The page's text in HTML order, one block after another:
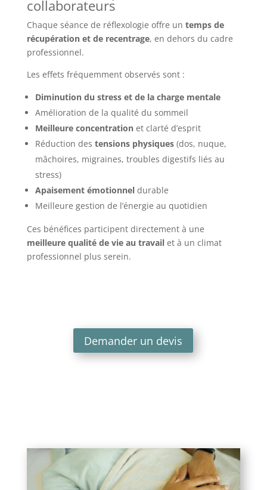
collaborateurs
Chaque séance de réflexologie offre un temps de
récupération et de recentrage, en dehors du cadre
professionnel.
Les effets fréquemment observés sont :
Diminution du stress et de la charge mentale
Amélioration de la qualité du sommeil
Meilleure concentrationet clarté d’esprit
Réduction des tensions physiques(dos, nuque,
mâchoires, migraines, troubles digestifs liés au
stress)
Apaisement émotionneldurable
Meilleure gestion de l’énergie au quotidien
Ces bénéfices participent directement à une
meilleure qualité de vie au travailet à un climat
professionnel plus serein.
Demander un devis